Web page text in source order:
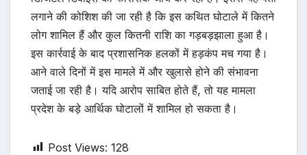
लगाने की कोशिश की जा रही है कि इस कथित घोटाले में कितने
लोग शामिल हैं और कुल कितनी राशि का गड़बड़झाला हुआ है।
इस कार्रवाई के बाद प्रशासनिक हलकों में हड़कंप मच गया है।
आने वाले दिनों में इस मामले में और खुलासे होने की संभावना
जताई जा रही है। यदि आरोप साबित होते हैं, तो यह मामला
प्रदेश के बड़े आर्थिक घोटालों में शामिल हो सकता है।
Post Views: 128